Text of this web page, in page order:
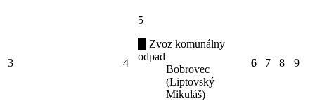
3 4
5
Zvoz komunálny
odpad
Bobrovec
(Liptovský
Mikuláš)
6 7 8 9